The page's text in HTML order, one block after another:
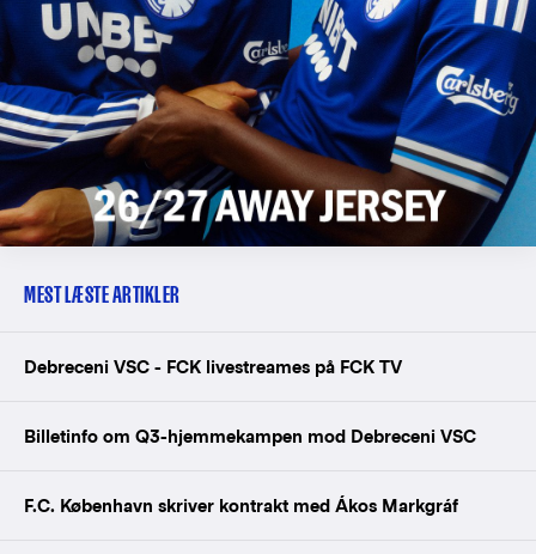
MEST LÆSTE ARTIKLER
Debreceni VSC - FCK livestreames på FCK TV
Billetinfo om Q3-hjemmekampen mod Debreceni VSC
F.C. København skriver kontrakt med Ákos Markgráf